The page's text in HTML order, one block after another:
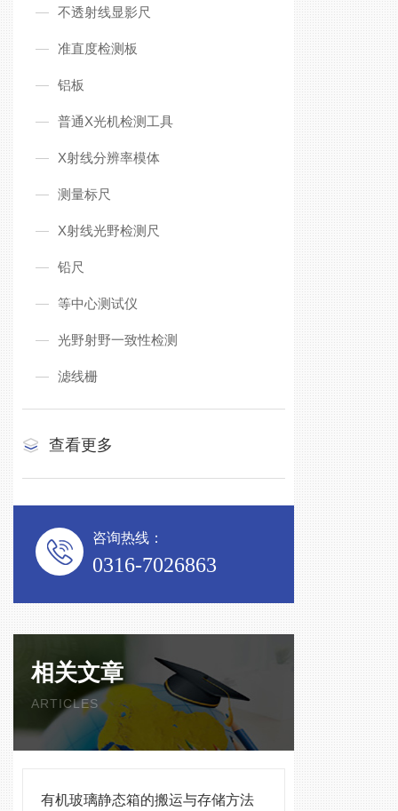
不透射线显影尺
准直度检测板
铝板
普通X光机检测工具
X射线分辨率模体
测量标尺
X射线光野检测尺
铅尺
等中心测试仪
光野射野一致性检测
滤线栅
查看更多
咨询热线：
0316-7026863
相关文章
ARTICLES
有机玻璃静态箱的搬运与存储方法